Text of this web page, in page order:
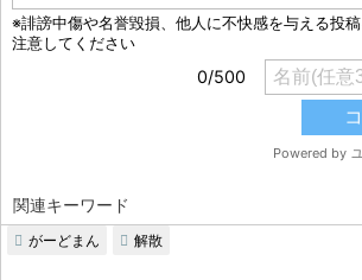
関連キーワード
がーどまん 解散